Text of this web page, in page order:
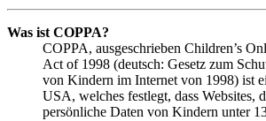
Was ist COPPA?
COPPA, ausgeschrieben Children’s
Act of 1998 (deutsch: Gesetz zum
von Kindern im Internet von 1998) ist
USA, welches festlegt, dass Websites,
persönliche Daten von Kindern unter